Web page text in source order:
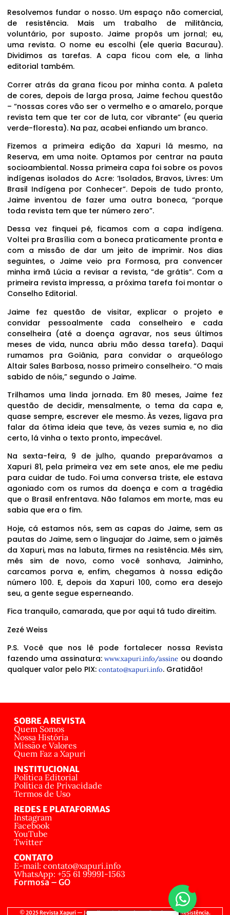
Resolvemos fundar o nosso. Um espaço não comercial,
de resistência. Mais um trabalho de militância,
voluntário, por suposto. Jaime propôs um jornal; eu,
uma revista. O nome eu escolhi (ele queria Bacurau).
Dividimos as tarefas. A capa ficou com ele, a linha
editorial também.
Correr atrás da grana ficou por minha conta. A paleta
de cores, depois de larga prosa, Jaime fechou questão
– “nossas cores vão ser o vermelho e o amarelo, porque
revista tem que ter cor de luta, cor vibrante” (eu queria
verde-floresta). Na paz, acabei enfiando um branco.
Fizemos a primeira edição da Xapuri lá mesmo, na
Reserva, em uma noite. Optamos por centrar na pauta
socioambiental. Nossa primeira capa foi sobre os povos
indígenas isolados do Acre: ‘Isolados, Bravos, Livres: Um
Brasil Indígena por Conhecer”. Depois de tudo pronto,
Jaime inventou de fazer uma outra boneca, “porque
toda revista tem que ter número zero”.
Dessa vez finquei pé, ficamos com a capa indígena.
Voltei pra Brasília com a boneca praticamente pronta e
com a missão de dar um jeito de imprimir. Nos dias
seguintes, o Jaime veio pra Formosa, pra convencer
minha irmã Lúcia a revisar a revista, “de grátis”. Com a
primeira revista impressa, a próxima tarefa foi montar o
Conselho Editorial.
Jaime fez questão de visitar, explicar o projeto e
convidar pessoalmente cada conselheiro e cada
conselheira (até a doença agravar, nos seus últimos
meses de vida, nunca abriu mão dessa tarefa). Daqui
rumamos pra Goiânia, para convidar o arqueólogo
Altair Sales Barbosa, nosso primeiro conselheiro. “O mais
sabido de nóis,” segundo o Jaime.
Trilhamos uma linda jornada. Em 80 meses, Jaime fez
questão de decidir, mensalmente, o tema da capa e,
quase sempre, escrever ele mesmo. Às vezes, ligava pra
falar da ótima ideia que teve, às vezes sumia e, no dia
certo, lá vinha o texto pronto, impecável.
Na sexta-feira, 9 de julho, quando preparávamos a
Xapuri 81, pela primeira vez em sete anos, ele me pediu
para cuidar de tudo. Foi uma conversa triste, ele estava
agoniado com os rumos da doença e com a tragédia
que o Brasil enfrentava. Não falamos em morte, mas eu
sabia que era o fim.
Hoje, cá estamos nós, sem as capas do Jaime, sem as
pautas do Jaime, sem o linguajar do Jaime, sem o jaimês
da Xapuri, mas na labuta, firmes na resistência. Mês sim,
mês sim de novo, como você sonhava, Jaiminho,
carcamos porva e, enfim, chegamos à nossa edição
número 100. E, depois da Xapuri 100, como era desejo
seu, a gente segue esperneando.
Fica tranquilo, camarada, que por aqui tá tudo direitim.
Zezé Weiss
P.S. Você que nos lê pode fortalecer nossa Revista
fazendo uma assinatura:www.xapuri.info/assine ou doando
qualquer valor pelo PIX: contato@xapuri.info. Gratidão!
SOBRE A REVISTA
Quem Somos
Nossa História
Missão e Valores
Quem Faz a Xapuri
INSTITUCIONAL
Política Editorial
Política de Privacidade
Termos de Uso
REDES E PLATAFORMAS
Instagram
Facebook
YouTube
Twitter
CONTATO
E-mail: contato@xapuri.info
WhatsApp: +55 61 99991-1563
Formosa – GO
© 2025 Revista Xapuri — Jornalismo Independente, Popular e de Resistência.